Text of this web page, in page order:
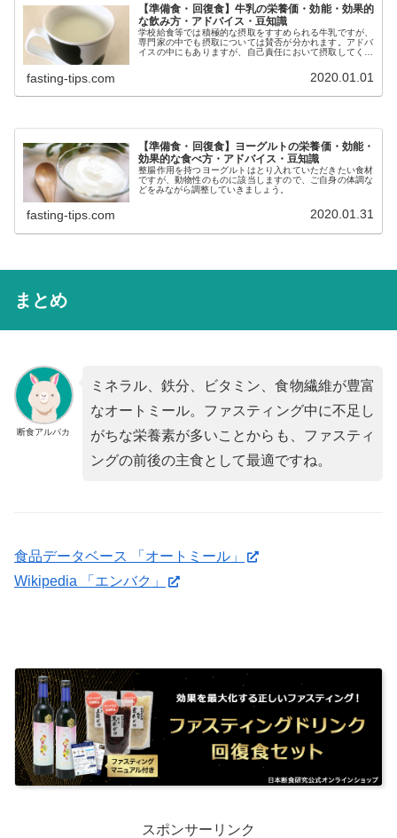
【準備食・回復食】牛乳の栄養価・効能・効果的
な飲み方・アドバイス・豆知識
学校給食等では積極的な摂取をすすめられる牛乳ですが、
専門家の中でも摂取については賛否が分かれます。アドバ
イスの中にもありますが、自己責任において摂取してくだ
fasting-tips.com 2020.01.01
【準備食・回復食】ヨーグルトの栄養価・効能・
効果的な食べ方・アドバイス・豆知識
整腸作用を持つヨーグルトはとり入れていただきたい食材
ですが、動物性のものに該当しますので、ご自身の体調な
どをみながら調整していきましょう。
fasting-tips.com 2020.01.31
まとめ
断食アルパカ
ミネラル、鉄分、ビタミン、食物繊維が豊富
なオートミール。ファスティング中に不足し
がちな栄養素が多いことからも、ファスティ
ングの前後の主食として最適ですね。
食品データベース 「オートミール」
Wikipedia 「エンバク」
スポンサーリンク